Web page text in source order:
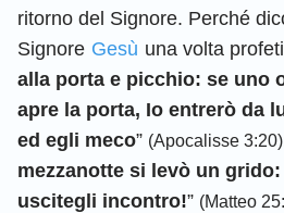
ritorno del Signore. Perché
Signore Gesù una volta
alla porta e picchio: se uno
apre la porta, Io entrerò da
ed egli meco” (Apocalisse 3:20)
mezzanotte si levò un
uscitegli incontro!” (Matteo